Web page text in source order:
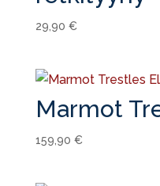
29,90 €
Marmot
159,90 €